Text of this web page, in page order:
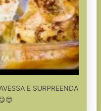
E SURPREENDA